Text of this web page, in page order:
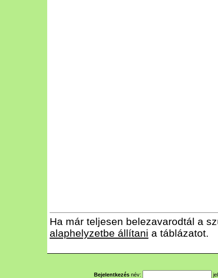
Ha már teljesen belezavarodtál a
alaphelyzetbe állítani a táblázatot.
Bejelentkezés név: